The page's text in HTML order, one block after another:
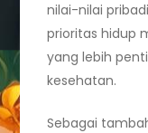
nilai-nilai
prioritas hidup
yang lebih
kesehatan.
Sebagai